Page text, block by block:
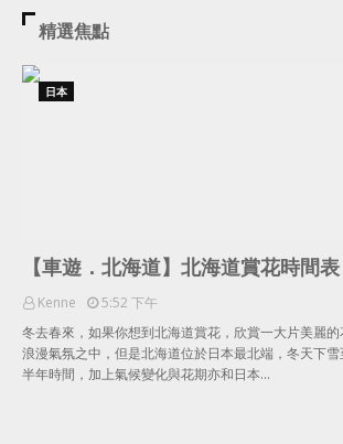
精選焦點
日本
【車遊．北海道】北海道賞花時間
Kenne
5:52 下午
冬去春來，如果你想到北海道賞花，欣賞一大片美麗
浪漫氣氛之中，但是北海道位於日本最北端，冬天下
半年時間，加上氣候變化與花期亦和日本…